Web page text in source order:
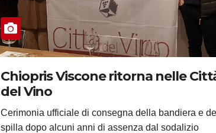
Chiopris Viscone ritorna nelle
del Vino
Cerimonia ufficiale di consegna della bandiera e
spilla dopo alcuni anni di assenza dal sodalizio